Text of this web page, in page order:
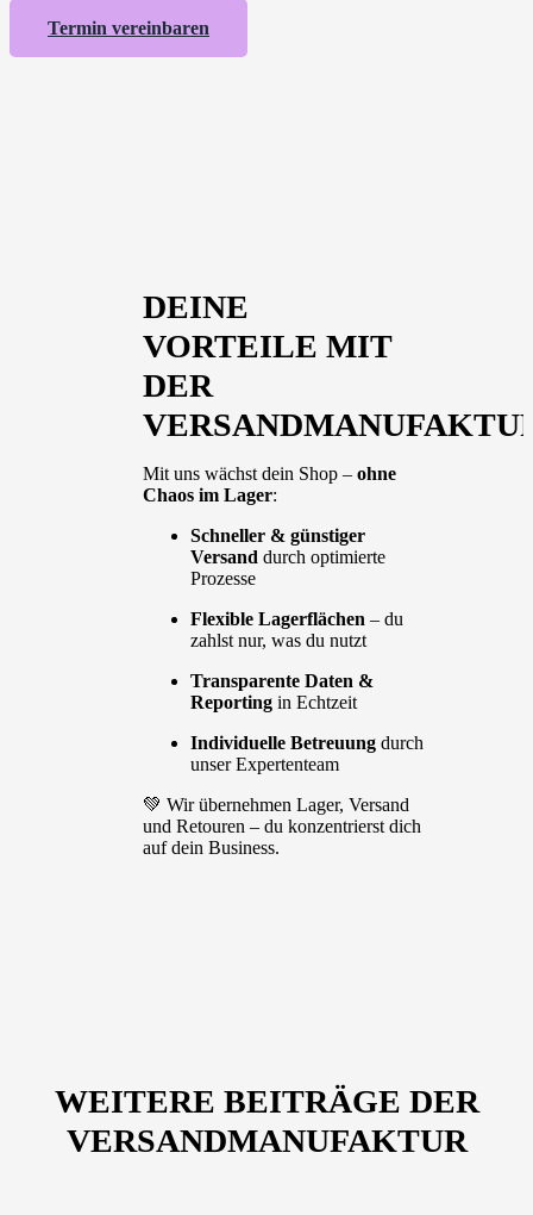
Termin vereinbaren
DEINE
VORTEILE MIT
DER
Mit uns wächst dein Shop – ohne
Chaos im Lager:
Schneller & günstiger
Versand durch optimierte
Prozesse
Flexible Lagerflächen – du
zahlst nur, was du nutzt
Transparente Daten &
Reporting in Echtzeit
Individuelle Betreuung durch
unser Expertenteam
💚 Wir übernehmen Lager, Versand
und Retouren – du konzentrierst dich
auf dein Business.
WEITERE BEITRÄGE DER
VERSANDMANUFAKTUR